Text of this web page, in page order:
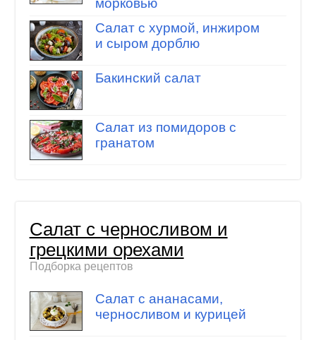
Салат с хурмой, инжиром
и сыром дорблю
Бакинский салат
Салат из помидоров с
гранатом
Салат с черносливом и
грецкими орехами
Подборка рецептов
Салат с ананасами,
черносливом и курицей